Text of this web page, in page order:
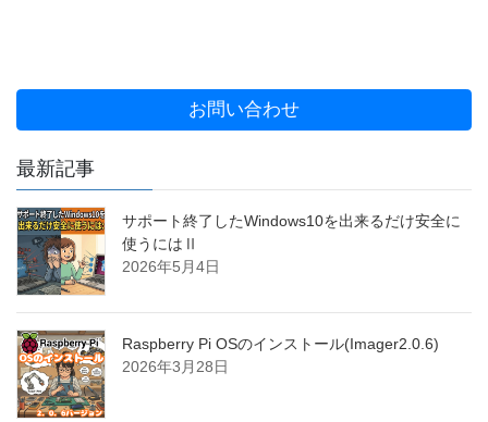
お問い合わせ
最新記事
サポート終了したWindows10を出来るだけ安全に
使うにはⅡ
2026年5月4日
Raspberry Pi OSのインストール(Imager2.0.6)
2026年3月28日